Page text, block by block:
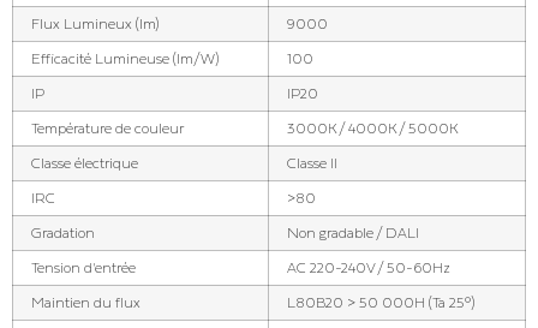
Flux Lumineux (lm) 9000
Efficacité Lumineuse (lm/W) 100
IP IP20
Température de couleur 3000K / 4000K / 5000K
Classe électrique Classe II
IRC >80
Gradation Non gradable / DALI
Tension d'entrée AC 220-240V / 50-60Hz
Maintien du flux L80B20 > 50 000H (Ta 25°)